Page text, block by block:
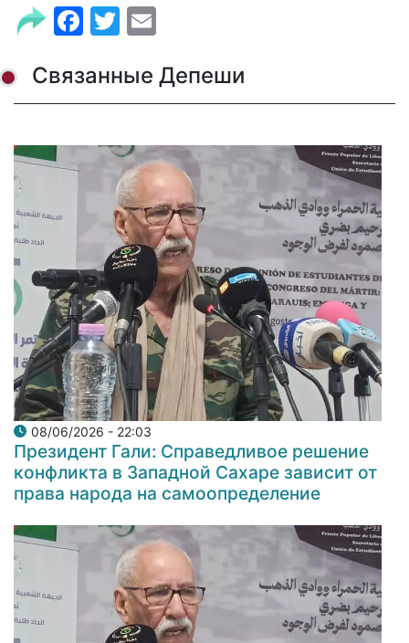
Facebook
Twitter
Связанные Депеши
08/06/2026 - 22:03
Президент Гали: Справедливое решение
конфликта в Западной Сахаре зависит от
права народа на самоопределение